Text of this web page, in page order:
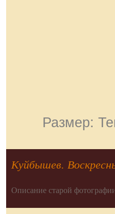
Размер:
Куйбышев.
Описание старой